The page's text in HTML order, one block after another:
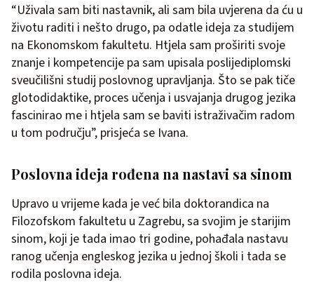
“Uživala sam biti nastavnik, ali sam bila uvjerena da ću u
životu raditi i nešto drugo, pa odatle ideja za studijem
na Ekonomskom fakultetu. Htjela sam proširiti svoje
znanje i kompetencije pa sam upisala poslijediplomski
sveučilišni studij poslovnog upravljanja. Što se pak tiče
glotodidaktike, proces učenja i usvajanja drugog jezika
fascinirao me i htjela sam se baviti istraživačim radom
u tom području”, prisjeća se Ivana.
Poslovna ideja rođena na nastavi sa sinom
Upravo u vrijeme kada je već bila doktorandica na
Filozofskom fakultetu u Zagrebu, sa svojim je starijim
sinom, koji je tada imao tri godine, pohađala nastavu
ranog učenja engleskog jezika u jednoj školi i tada se
rodila poslovna ideja.